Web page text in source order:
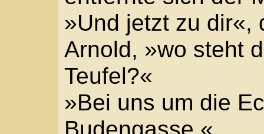
Peter, so kennen
im Krieg war … Also
gibt’s viele Tote. Da
Leichen.«
»Ich will das nie